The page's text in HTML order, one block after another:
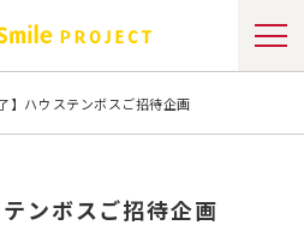
】ハウステンボスご招待企画
テンボスご招待企画